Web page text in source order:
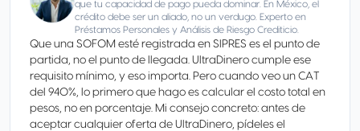
que tu capacidad de pago pueda dominar. En México, el
crédito debe ser un aliado, no un verdugo. Experto en
Préstamos Personales y Análisis de Riesgo Crediticio.
Que una SOFOM esté registrada en SIPRES es el punto de
partida, no el punto de llegada. UltraDinero cumple ese
requisito mínimo, y eso importa. Pero cuando veo un CAT
del 940%, lo primero que hago es calcular el costo total en
pesos, no en porcentaje. Mi consejo concreto: antes de
aceptar cualquier oferta de UltraDinero, pídeles el